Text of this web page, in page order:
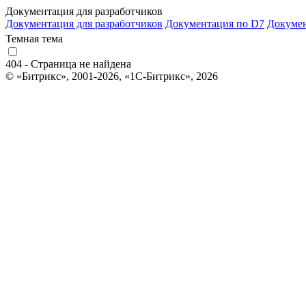
Документация для разработчиков
Документация для разработчиков Документация по D7
Темная тема
404 - Страница не найдена
© «Битрикс», 2001-2026, «1С-Битрикс», 2026